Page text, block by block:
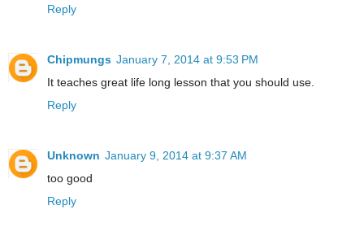
Reply
Chipmungs January 7, 2014 at 9:53 PM
It teaches great life long lesson that you should use.
Reply
Unknown January 9, 2014 at 9:37 AM
too good
Reply